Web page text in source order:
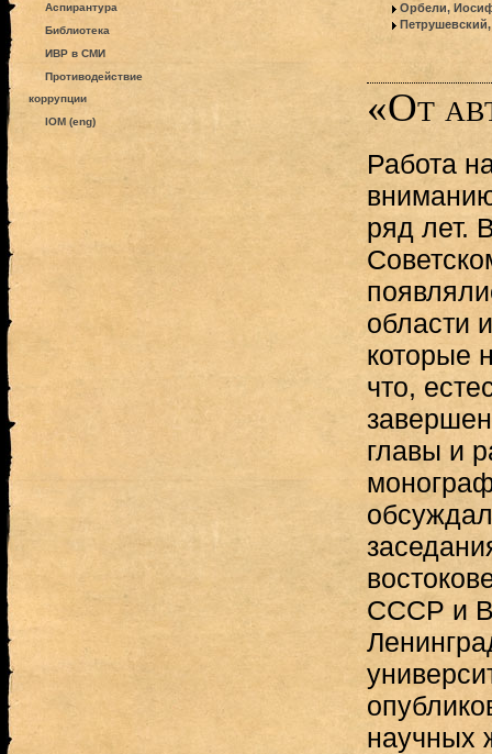
Аспирантура
Библиотека
ИВР в СМИ
Противодействие
коррупции
IOM (eng)
Орбели,
«От
Работа
ряд лет.
области
которые
что,
главы и
СССР и
научных